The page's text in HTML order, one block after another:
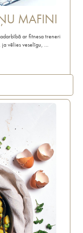
MAFINI
ar fitnesa treneri
vēlies veselīgu, …